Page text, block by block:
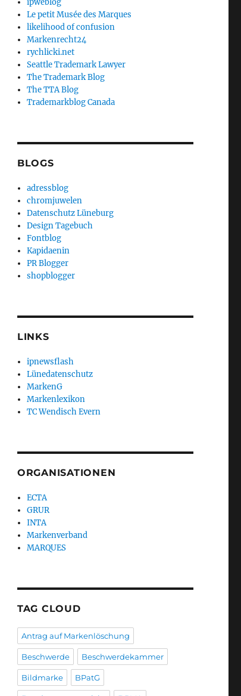
ipweblog
Le petit Musée des Marques
likelihood of confusion
Markenrecht24
rychlicki.net
Seattle Trademark Lawyer
The Trademark Blog
The TTA Blog
Trademarkblog Canada
BLOGS
adressblog
chromjuwelen
Datenschutz Lüneburg
Design Tagebuch
Fontblog
Kapidaenin
PR Blogger
shopblogger
LINKS
ipnewsflash
Lünedatenschutz
MarkenG
Markenlexikon
TC Wendisch Evern
ORGANISATIONEN
ECTA
GRUR
INTA
Markenverband
MARQUES
TAG CLOUD
Antrag auf Markenlöschung
Beschwerde Beschwerdekammer
Bildmarke BPatG